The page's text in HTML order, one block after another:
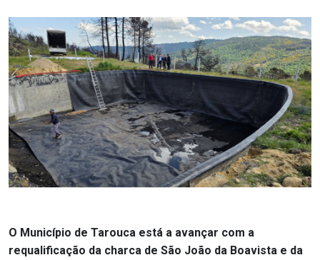
O Município de Tarouca está a avançar com a
requalificação da charca de São João da Boavista e da